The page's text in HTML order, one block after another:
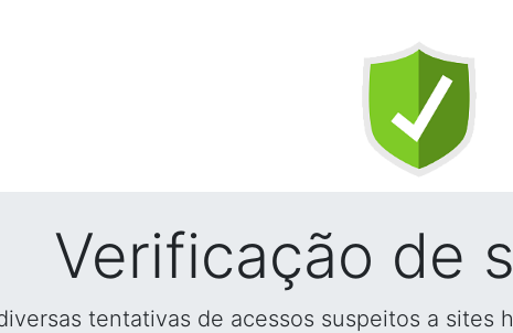
Verificação de
tentativas de acessos suspeitos a sites